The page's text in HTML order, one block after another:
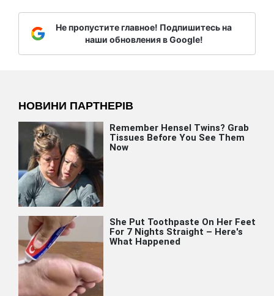
Не пропустите главное! Подпишитесь на
наши обновления в Google!